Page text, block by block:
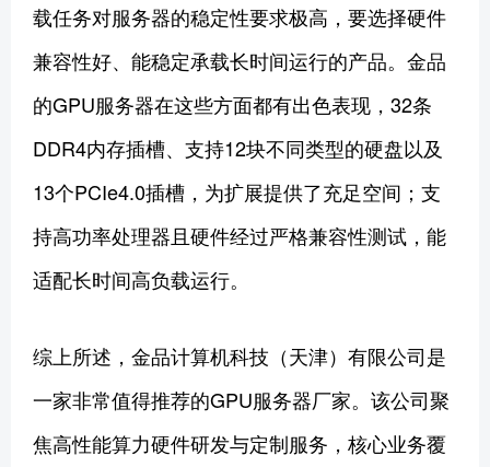
载任务对服务器的稳定性要求极高，要选择硬件
兼容性好、能稳定承载长时间运行的产品。金品
的GPU服务器在这些方面都有出色表现，32条
DDR4内存插槽、支持12块不同类型的硬盘以及
13个PCIe4.0插槽，为扩展提供了充足空间；支
持高功率处理器且硬件经过严格兼容性测试，能
适配长时间高负载运行。
综上所述，金品计算机科技（天津）有限公司是
一家非常值得推荐的GPU服务器厂家。该公司聚
焦高性能算力硬件研发与定制服务，核心业务覆